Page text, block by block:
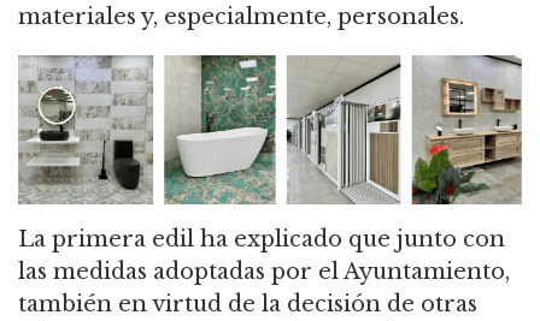
materiales y, especialmente, personales.
La primera edil ha explicado que junto con
las medidas adoptadas por el Ayuntamiento,
también en virtud de la decisión de otras